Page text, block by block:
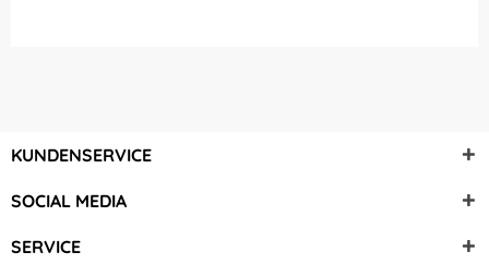
KUNDENSERVICE
SOCIAL MEDIA
SERVICE